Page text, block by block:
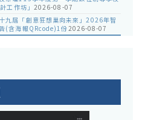
工作坊」 2026-08-07
九屆「創意狂想巢向未來」2026年智
(含海報QRcode)1份2026-08-07